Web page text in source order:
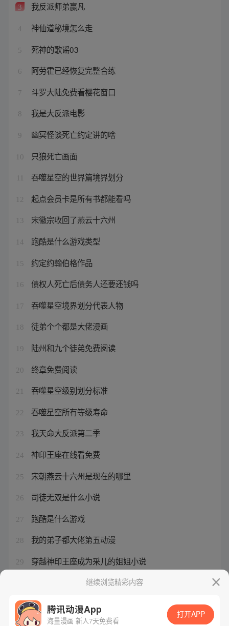
3 我反派师弟赢凡
4 神仙道秘境怎么走
5 死神的歌谣03
6 阿劳霍已经恢复完整合练
7 斗罗大陆免费看樱花窗口
8 我是大反派电影
9 幽冥怪谈死亡约定讲的啥
10 只狼死亡画面
吞噬星空的世界篇境界划分
12 起点会员卡是所有书都能看吗
13 宋徽宗收回了燕云十六州
14 跑酷是什么游戏类型
15 约定约翰伯格作品
16 债权人死亡后债务人还要还钱吗
17 吞噬星空境界划分代表人物
18 徒弟个个都是大佬漫画
19 陆州和九个徒弟免费阅读
20 终章免费阅读
21 吞噬星空级别划分标准
22 吞噬星空所有等级寿命
23 我天命大反派第二季
24 神印王座在线看免费
25 宋朝燕云十六州是现在的哪里
26 司徒无双是什么小说
27 跑酷是什么游戏
28 我的弟子都大佬第五动漫
29 穿越神印王座成为采儿的姐姐小说
继续浏览精彩内容
腾讯动漫App
海量漫画 新人7天免费看
打开APP